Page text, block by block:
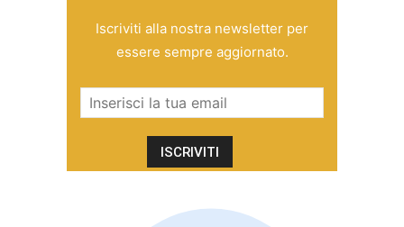
Iscriviti alla nostra newsletter per
essere sempre aggiornato.